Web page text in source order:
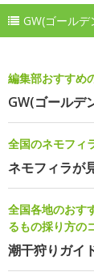
GW(ゴール
編集部おすすめ
GW(ゴールデ
全国のネモフィ
ネモフィラが
全国各地のおす
るもの採り方の
潮干狩りガイ